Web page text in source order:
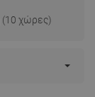
(10 χώρες)